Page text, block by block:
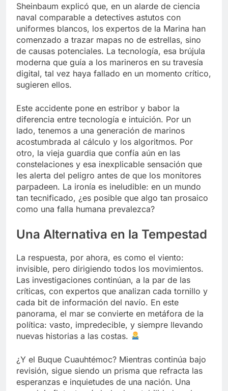
Sheinbaum explicó que, en un alarde de ciencia
naval comparable a detectives astutos con
uniformes blancos, los expertos de la Marina han
comenzado a trazar mapas no de estrellas, sino
de causas potenciales. La tecnología, esa brújula
moderna que guía a los marineros en su travesía
digital, tal vez haya fallado en un momento crítico,
sugieren ellos.
Este accidente pone en estribor y babor la
diferencia entre tecnología e intuición. Por un
lado, tenemos a una generación de marinos
acostumbrada al cálculo y los algoritmos. Por
otro, la vieja guardia que confía aún en las
constelaciones y esa inexplicable sensación que
les alerta del peligro antes de que los monitores
parpadeen. La ironía es ineludible: en un mundo
tan tecnificado, ¿es posible que algo tan prosaico
como una falla humana prevalezca?
Una Alternativa en la Tempestad
La respuesta, por ahora, es como el viento:
invisible, pero dirigiendo todos los movimientos.
Las investigaciones continúan, a la par de las
críticas, con expertos que analizan cada tornillo y
cada bit de información del navío. En este
panorama, el mar se convierte en metáfora de la
política: vasto, impredecible, y siempre llevando
nuevas historias a las costas.
¿Y el Buque Cuauhtémoc? Mientras continúa bajo
revisión, sigue siendo un prisma que refracta las
esperanzas e inquietudes de una nación. Una